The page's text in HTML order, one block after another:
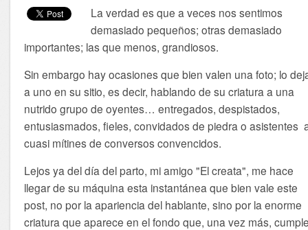
La verdad es que a veces nos sentimos
demasiado pequeños; otras demasiado
importantes; las que menos, grandiosos.
Sin embargo hay ocasiones que bien valen una foto; lo
a uno en su sitio, es decir, hablando de su criatura a una
nutrido grupo de oyentes… entregados, despistados,
entusiasmados, fieles, convidados de piedra o asistentes
cuasi mítines de conversos convencidos.
Lejos ya del día del parto, mi amigo "El creata", me hace
llegar de su máquina esta instantánea que bien vale este
post, no por la apariencia del hablante, sino por la enorme
criatura que aparece en el fondo que, una vez más,